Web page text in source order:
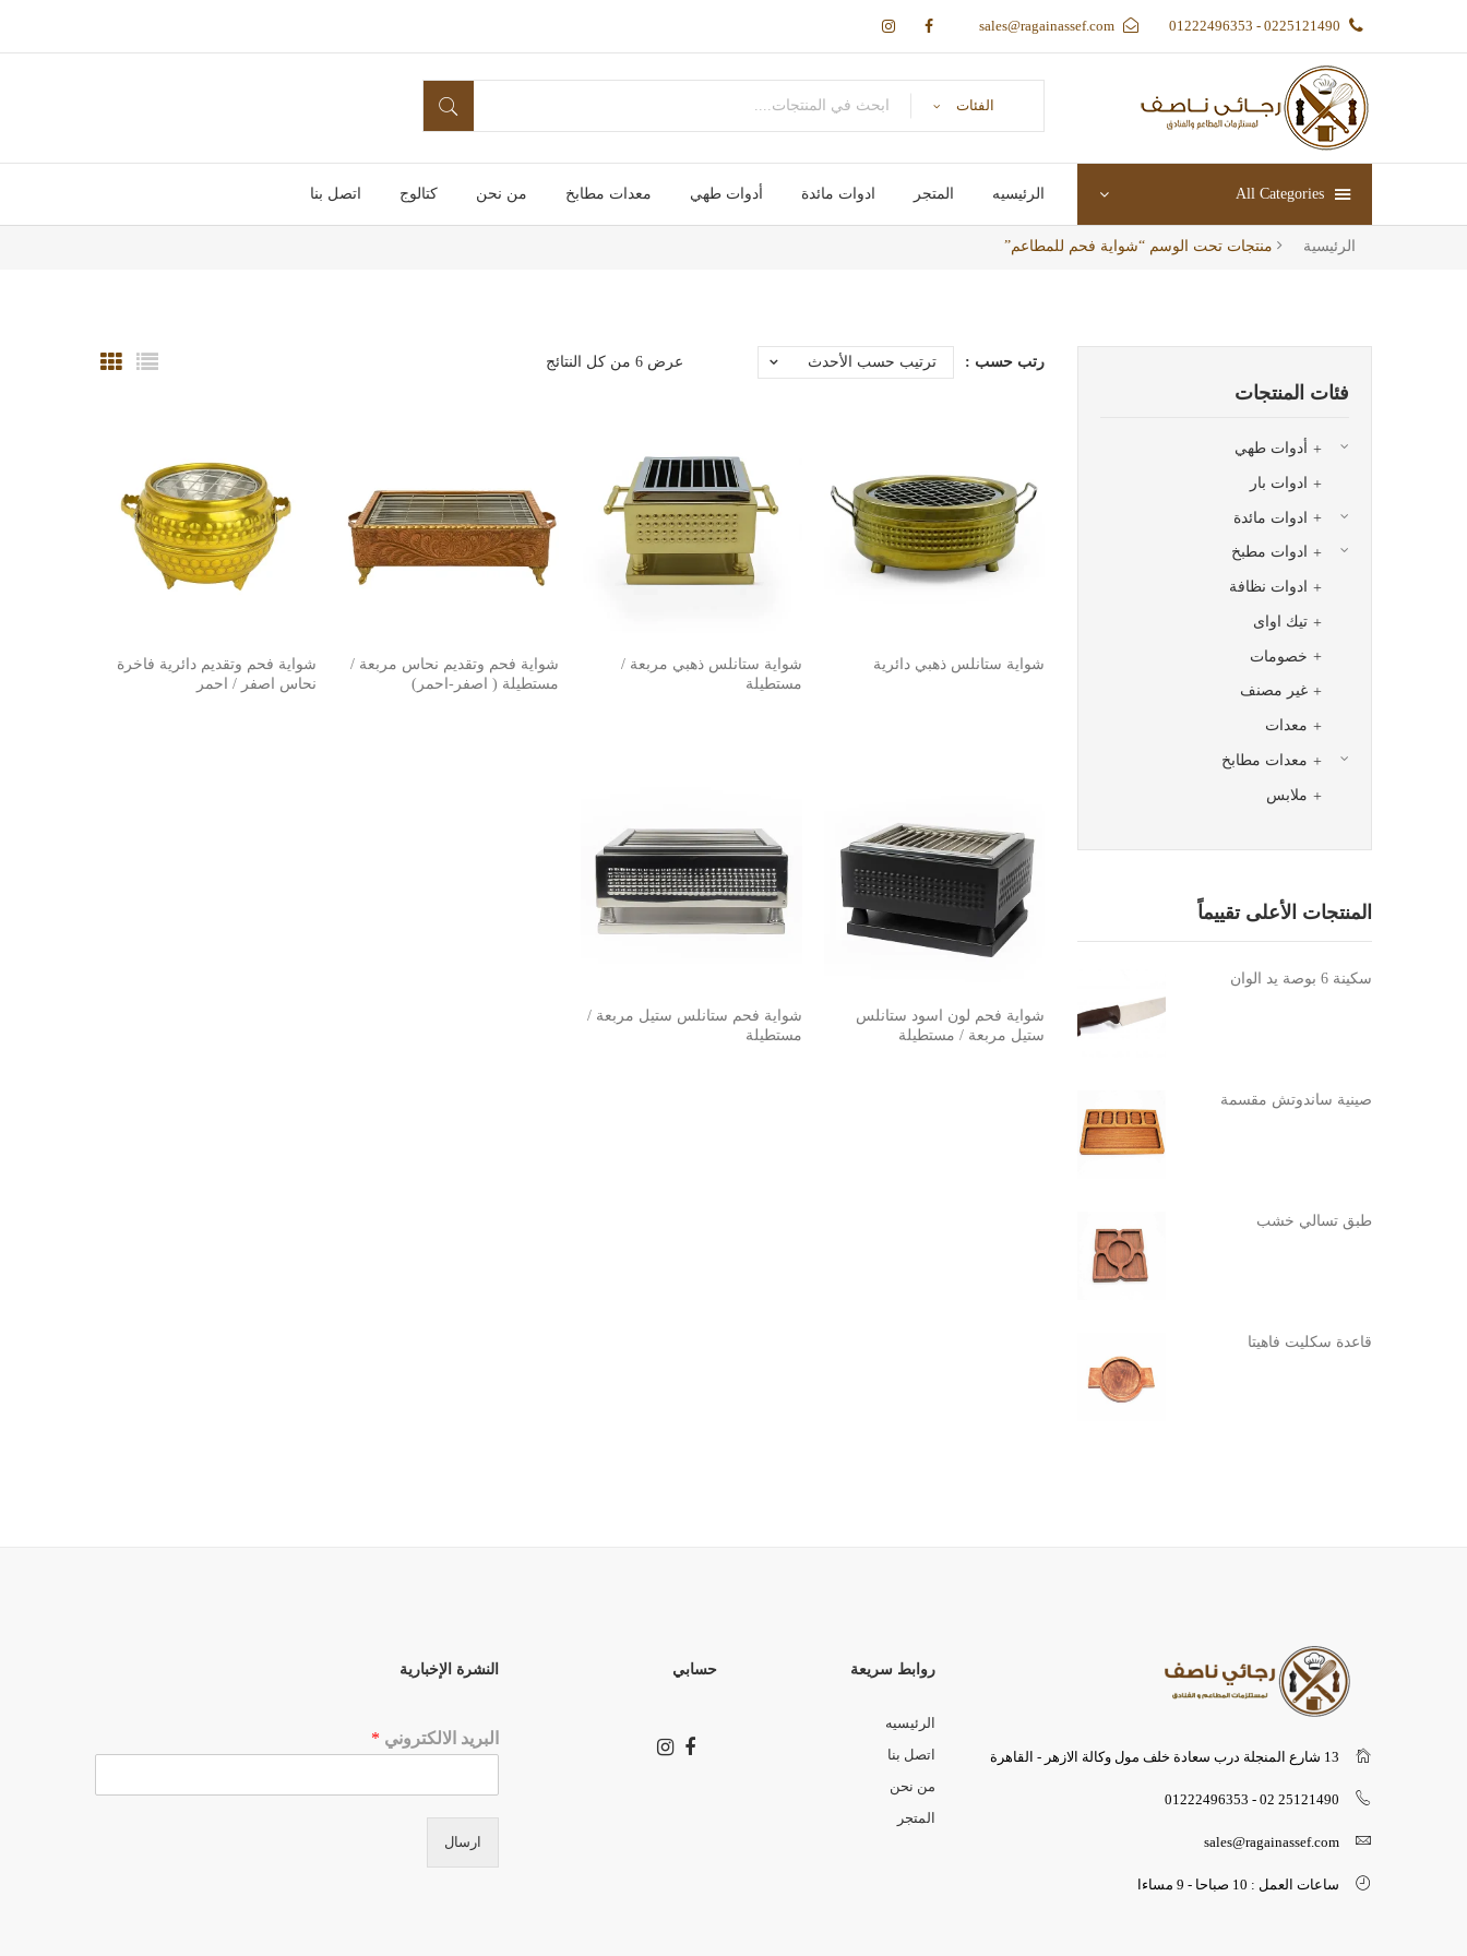
0225121490 - 01222496353
sales@ragainassef.com
الفئات
الرئيسيه المتجر ادوات مائدة أدوات طهي معدات مطابخ من نحن كتالوج اتصل بنا All Categories
الرئيسية منتجات تحت الوسم “شواية فحم للمطاعم”
عرض ⁦6⁩ من كل النتائج رتب حسب : ترتيب حسب الأحدث
شواية ستانلس ذهبي دائرية
شواية ستانلس ذهبي مربعة /
مستطيلة
شواية فحم وتقديم نحاس مربعة /
مستطيلة ( اصفر-احمر)
شواية فحم وتقديم دائرية فاخرة
نحاس اصفر / احمر
شواية فحم لون اسود ستانلس
ستيل مربعة / مستطيلة
شواية فحم ستانلس ستيل مربعة /
مستطيلة
فئات المنتجات
أدوات طهي
ادوات بار
ادوات مائدة
ادوات مطبخ
ادوات نظافة
تيك اواى
خصومات
غير مصنف
معدات
معدات مطابخ
ملابس
المنتجات الأعلى تقييماً
سكينة 6 بوصة يد الوان
صينية ساندوتش مقسمة
طبق تسالي خشب
قاعدة سكليت فاهيتا
النشرة الإخبارية
البريد الالكتروني *
ارسال
حسابي روابط سريعة
الرئيسيه
اتصل بنا
من نحن
المتجر
13 شارع المنجلة درب سعادة خلف مول وكالة الازهر - القاهرة
25121490 02 - 01222496353
sales@ragainassef.com
ساعات العمل : 10 صباحا - 9 مساءا